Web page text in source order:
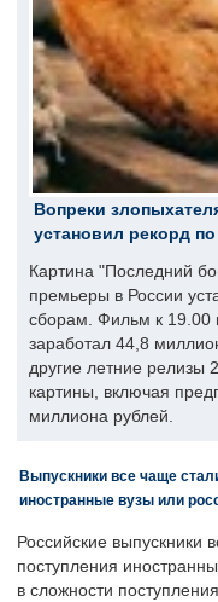
Вопреки
установил рекорд
Картина "Последний
премьеры в России
сборам. Фильм к 19.00
заработал 44,8
другие летние релизы
картины, включая
миллиона рублей.
Выпускники все чаще
иностранные вузы или
Российские выпускники
поступления
в сложности